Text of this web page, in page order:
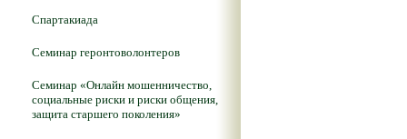
Спартакиада
Семинар геронтоволонтеров
Семинар «Онлайн мошенничество,
социальные риски и риски общения,
защита старшего поколения»